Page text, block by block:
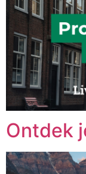
Ontdek